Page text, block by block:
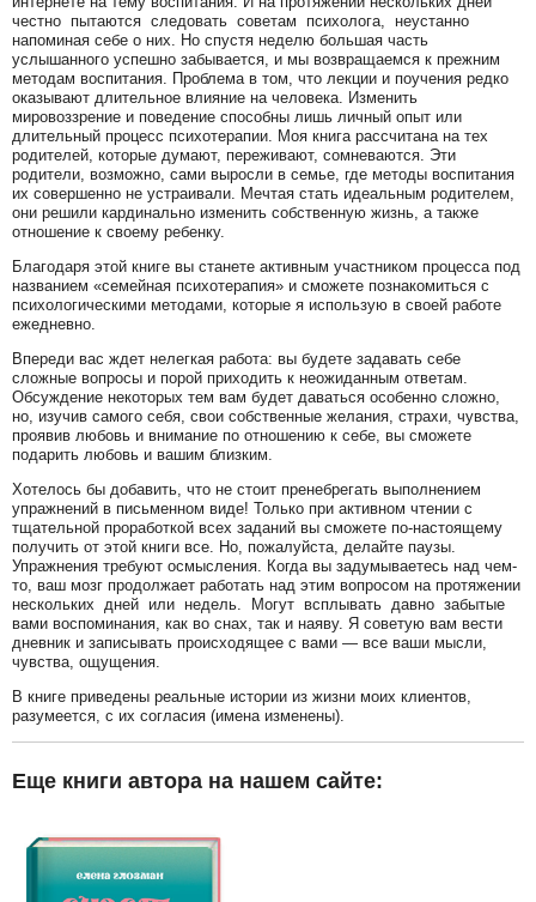
честно пытаются следовать советам психолога, неустанно
напоминая себе о них. Но спустя неделю большая часть
услышанного успешно забывается, и мы возвращаемся к прежним
методам воспитания. Проблема в том, что лекции и поучения редко
оказывают длительное влияние на человека. Изменить
мировоззрение и поведение способны лишь личный опыт или
длительный процесс психотерапии. Моя книга рассчитана на тех
родителей, которые думают, переживают, сомневаются. Эти
родители, возможно, сами выросли в семье, где методы воспитания
их совершенно не устраивали. Мечтая стать идеальным родителем,
они решили кардинально изменить собственную жизнь, а также
отношение к своему ребенку.
Благодаря этой книге вы станете активным участником процесса под
названием «семейная психотерапия» и сможете познакомиться с
психологическими методами, которые я использую в своей работе
ежедневно.
Впереди вас ждет нелегкая работа: вы будете задавать себе
сложные вопросы и порой приходить к неожиданным ответам.
Обсуждение некоторых тем вам будет даваться особенно сложно,
но, изучив самого себя, свои собственные желания, страхи, чувства,
проявив любовь и внимание по отношению к себе, вы сможете
подарить любовь и вашим близким.
Хотелось бы добавить, что не стоит пренебрегать выполнением
упражнений в письменном виде! Только при активном чтении с
тщательной проработкой всех заданий вы сможете по-настоящему
получить от этой книги все. Но, пожалуйста, делайте паузы.
Упражнения требуют осмысления. Когда вы задумываетесь над чем-
то, ваш мозг продолжает работать над этим вопросом на протяжении
нескольких дней или недель. Могут всплывать давно забытые
вами воспоминания, как во снах, так и наяву. Я советую вам вести
дневник и записывать происходящее с вами — все ваши мысли,
чувства, ощущения.
В книге приведены реальные истории из жизни моих клиентов,
разумеется, с их согласия (имена изменены).
Еще книги автора на нашем сайте: